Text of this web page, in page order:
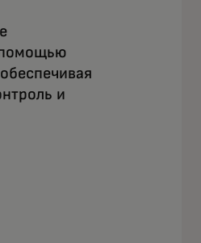
помощью
и